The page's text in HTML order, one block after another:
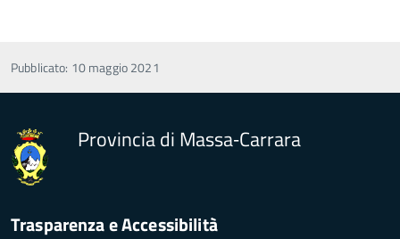
Pubblicato: 10 maggio 2021
Provincia di Massa‑Carrara
Trasparenza e Accessibilità